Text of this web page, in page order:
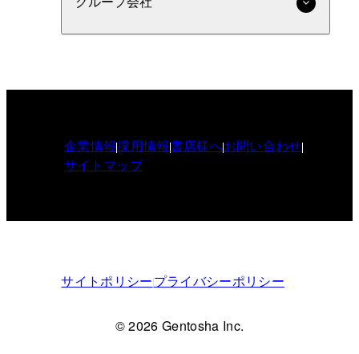
企業情報採用情報書店様へお問い合わせ
サイトマップ
サイトポリシープライバシーポリシー
© 2026 Gentosha Inc.